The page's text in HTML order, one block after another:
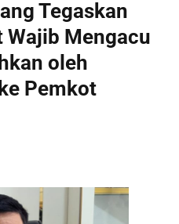
Tegaskan
Wajib Mengacu
oleh
Pemkot